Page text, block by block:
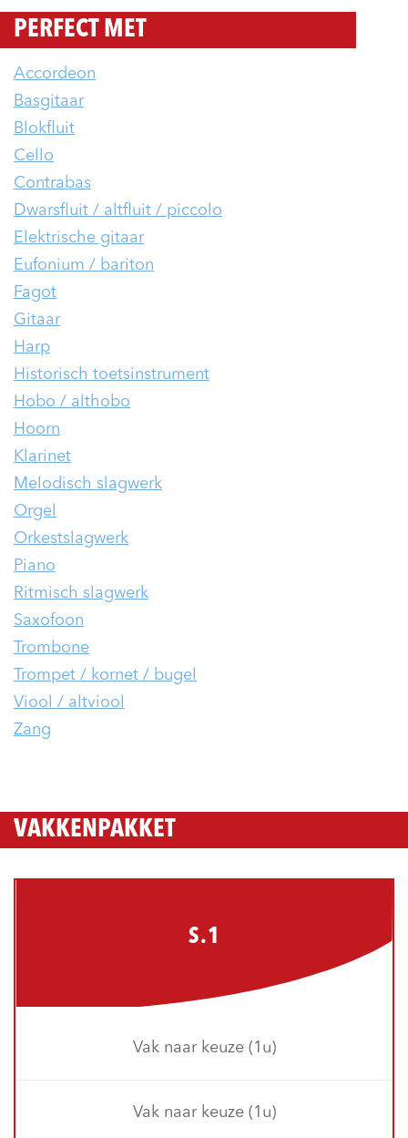
PERFECT MET
Accordeon
Basgitaar
Blokfluit
Cello
Contrabas
Dwarsfluit / altfluit / piccolo
Elektrische gitaar
Eufonium / bariton
Fagot
Gitaar
Harp
Historisch toetsinstrument
Hobo / althobo
Hoorn
Klarinet
Melodisch slagwerk
Orgel
Orkestslagwerk
Piano
Ritmisch slagwerk
Saxofoon
Trombone
Trompet / kornet / bugel
Viool / altviool
Zang
VAKKENPAKKET
S.1
Vak naar keuze (1u)
Vak naar keuze (1u)